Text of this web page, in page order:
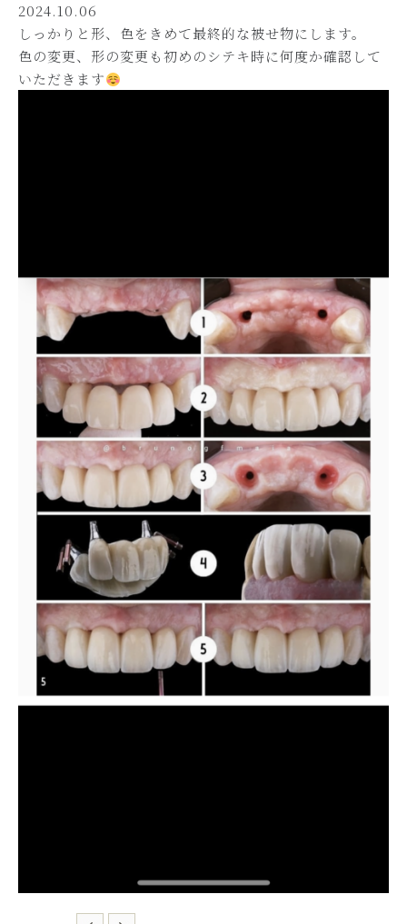
2024.10.06
しっかりと形、色をきめて最終的な被せ物にします。
色の変更、形の変更も初めのシテキ時に何度か確認して
いただきます